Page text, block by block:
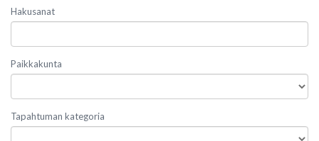
Hakusanat
Paikkakunta
Tapahtuman kategoria